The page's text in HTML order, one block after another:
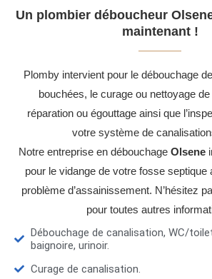
Un plombier déboucheur
maintenant !
Plomby intervient pour le débouchage
bouchées, le curage ou nettoyage
réparation ou égouttage ainsi que
votre système de
Notre entreprise en débouchage Olsene
pour le vidange de votre fosse septique
problème d’assainissement. N’hésitez
pour toutes autres
Débouchage de canalisation, WC/
baignoire, urinoir.
Curage de canalisation.